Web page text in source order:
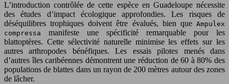
L’introduction contrôlée de cette espèce en Guadeloupe nécessite
des études d’impact écologique approfondies. Les risques de
déséquilibres trophiques doivent être évalués, bien que Ampulex
compressa
manifeste une spécificité remarquable pour les
blattoptères. Cette sélectivité naturelle minimise les effets sur les
autres arthropodes bénéfiques. Les essais pilotes menés dans
d’autres îles caribéennes démontrent une réduction de 60 à 80% des
populations de blattes dans un rayon de 200 mètres autour des zones
de lâcher.